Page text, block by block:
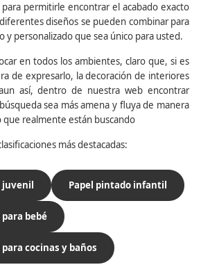
permitirle encontrar el acabado exacto
diseños se pueden combinar para
y personalizado que sea único para usted.
en todos los ambientes, claro que, si es
de expresarlo, la decoración de interiores
así, dentro de nuestra web encontrar
sea más amena y fluya de manera
que realmente están buscando
más destacadas:
juvenil Papel pintado infantil
bebé
cocinas y baños